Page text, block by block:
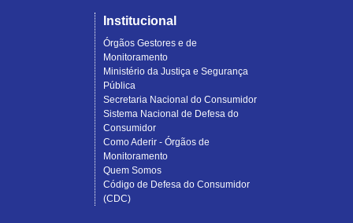
Institucional
Órgãos Gestores e de
Monitoramento
Ministério da Justiça e Segurança
Pública
Secretaria Nacional do Consumidor
Sistema Nacional de Defesa do
Consumidor
Como Aderir - Órgãos de
Monitoramento
Quem Somos
Código de Defesa do Consumidor
(CDC)